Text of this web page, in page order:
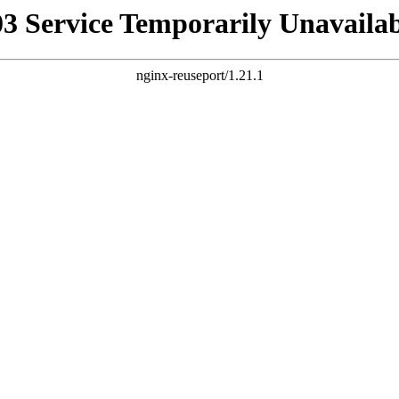
Service Temporarily
nginx-reuseport/1.21.1